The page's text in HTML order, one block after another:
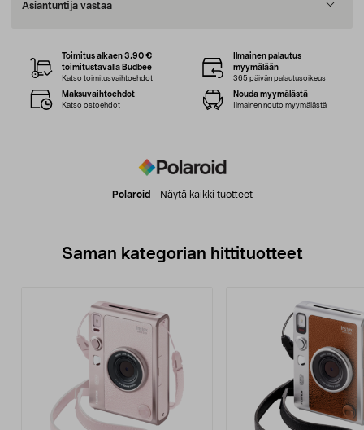
Asiantuntija vastaa
Polaroid - Näytä kaikki tuotteet
Toimitus alkaen 3,90 €
toimitustavalla Budbee
Katso toimitusvaihtoehdot
Ilmainen palautus
myymälään
365 päivän palautusoikeus
Maksuvaihtoehdot
Katso ostoehdot
Nouda myymälästä
Ilmainen nouto myymälästä
Saman kategorian hittituotteet